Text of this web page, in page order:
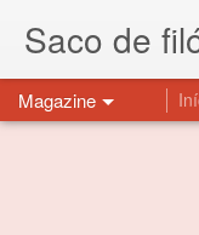
Saco de
Magazine